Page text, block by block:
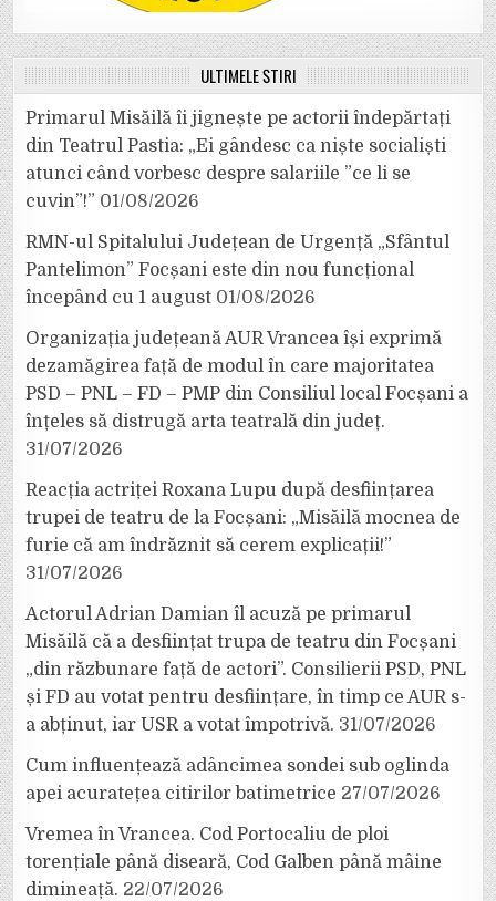
ULTIMELE ȘTIRI
Primarul Misăilă îi jignește pe actorii îndepărtați
din Teatrul Pastia: „Ei gândesc ca niște socialiști
atunci când vorbesc despre salariile ”ce li se
cuvin”!” 01/08/2026
RMN-ul Spitalului Județean de Urgență „Sfântul
Pantelimon” Focșani este din nou funcțional
începând cu 1 august 01/08/2026
Organizația județeană AUR Vrancea își exprimă
dezamăgirea față de modul în care majoritatea
PSD – PNL – FD – PMP din Consiliul local Focșani a
înțeles să distrugă arta teatrală din județ.
31/07/2026
Reacția actriței Roxana Lupu după desființarea
trupei de teatru de la Focșani: „Misăilă mocnea de
furie că am îndrăznit să cerem explicații!”
31/07/2026
Actorul Adrian Damian îl acuză pe primarul
Misăilă că a desființat trupa de teatru din Focșani
„din răzbunare față de actori”. Consilierii PSD, PNL
și FD au votat pentru desființare, în timp ce AUR s-
a abținut, iar USR a votat împotrivă. 31/07/2026
Cum influențează adâncimea sondei sub oglinda
apei acuratețea citirilor batimetrice 27/07/2026
Vremea în Vrancea. Cod Portocaliu de ploi
torențiale până diseară, Cod Galben până mâine
dimineață. 22/07/2026